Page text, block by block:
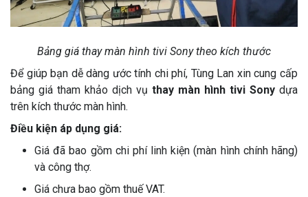
Bảng giá thay màn hình tivi Sony theo kích thước
Để giúp bạn dễ dàng ước tính chi phí, Tùng Lan xin cung cấp
bảng giá tham khảo dịch vụ thay màn hình tivi Sony dựa
trên kích thước màn hình.
Điều kiện áp dụng giá:
Giá đã bao gồm chi phí linh kiện (màn hình chính hãng)
và công thợ.
Giá chưa bao gồm thuế VAT.